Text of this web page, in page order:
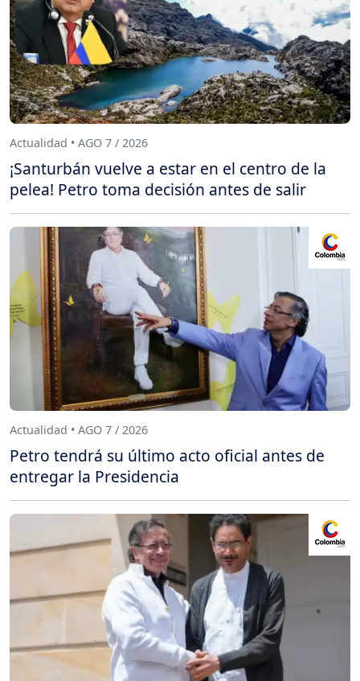
Actualidad • AGO 7 / 2026
¡Santurbán vuelve a estar en el centro de la
pelea! Petro toma decisión antes de salir
Actualidad • AGO 7 / 2026
Petro tendrá su último acto oficial antes de
entregar la Presidencia